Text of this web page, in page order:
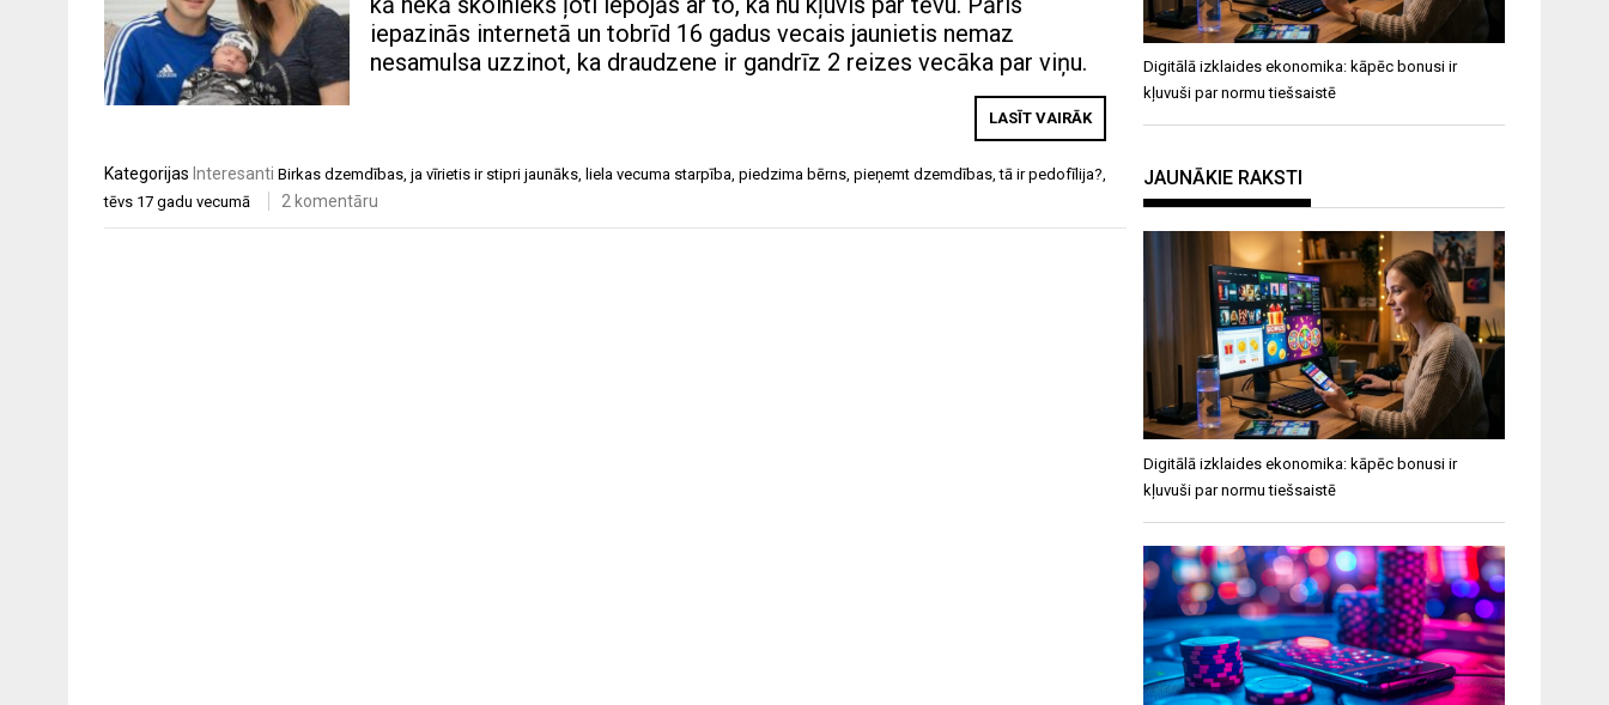
iepazinās internetā un tobrīd 16 gadus vecais jaunietis nemaz
nesamulsa uzzinot, ka draudzene ir gandrīz 2 reizes vecāka par viņu.
LASĪT VAIRĀK
Kategorijas Interesanti Birkas dzemdības, ja vīrietis ir stipri jaunāks, liela vecuma starpība, piedzima bērns, pieņemt dzemdības,tā ir pedofīlija?,
tēvs 17 gadu vecumā
2 komentāru
Digitālā izklaides ekonomika: kāpēc bonusi ir
kļuvuši par normu tiešsaistē
JAUNĀKIE RAKSTI
Digitālā izklaides ekonomika: kāpēc bonusi ir
kļuvuši par normu tiešsaistē